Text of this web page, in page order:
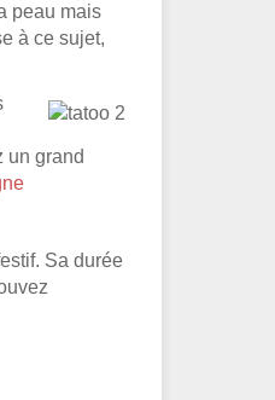
peau mais
à ce sujet,
un grand
Sa durée